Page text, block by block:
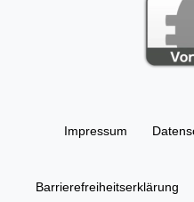
Impressum
Barrierefreiheitserklärung